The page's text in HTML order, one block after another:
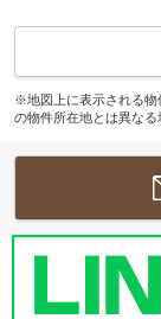
※地図上に表示される物
の物件所在地とは異なる